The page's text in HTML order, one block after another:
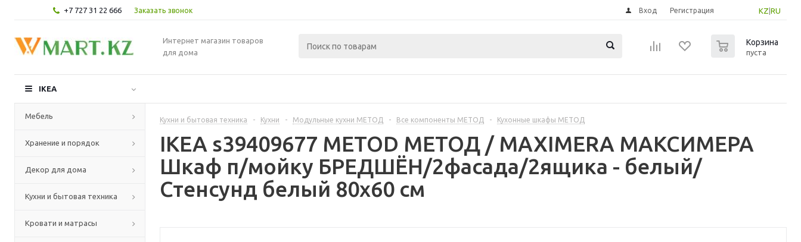
+7 727 31 22 666 Заказать звонок KZ RU
Вход Регистрация
Интернет магазин товаров
для дома
Корзина
пуста
IKEA
Мебель
Хранение и порядок
Декор для дома
Кухни и бытовая техника
Кровати и матрасы
Кухни и бытовая техника - Кухни - Модульные кухни МЕТОД - Все компоненты МЕТОД - Кухонные шкафы МЕТОД
IKEA s39409677 METOD МЕТОД / MAXIMERA МАКСИМЕРА
Шкаф п/мойку БРЕДШЁН/2фасада/2ящика - белый/
Стенсунд белый 80x60 см